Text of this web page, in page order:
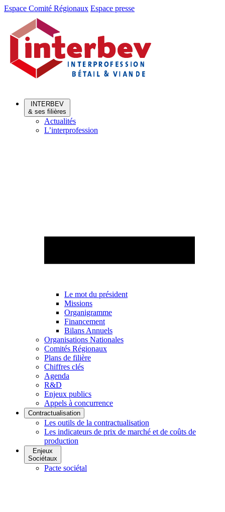
Aller
Aller
contenu
Espace Comité Régionaux Espace presse
INTERBEV
& ses filières
Actualités
L’interprofession
Le mot du président
Missions
Organigramme
Financement
Bilans Annuels
Organisations Nationales
Comités Régionaux
Plans de filière
Chiffres clés
Agenda
R&D
Enjeux publics
Appels à concurrence
Contractualisation
Les outils de la contractualisation
Les indicateurs de prix de marché et de coûts de
production
Enjeux
Sociétaux
Pacte sociétal